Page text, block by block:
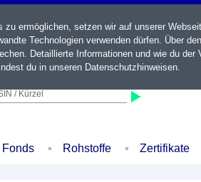
/ Kürzel
Fonds Rohstoffe Zertifikate
ermöglichen, setzen wir auf unserer
Technologien verwenden dürfen. Über
Detaillierte Informationen und wie du der
du in unseren Datenschutzhinweisen.